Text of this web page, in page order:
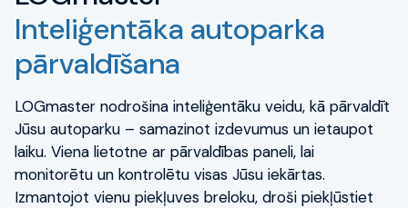
Produkti
Degvielas mobilitāte
Par mums
Inteliģentāka autoparka
pārvaldīšana
LOGmaster nodrošina inteliģentāku veidu, kā pārvaldīt
Jūsu autoparku – samazinot izdevumus un ietaupot
laiku. Viena lietotne ar pārvaldības paneli, lai
monitorētu un kontrolētu visas Jūsu iekārtas.
Izmantojot vienu piekļuves breloku, droši piekļūstiet